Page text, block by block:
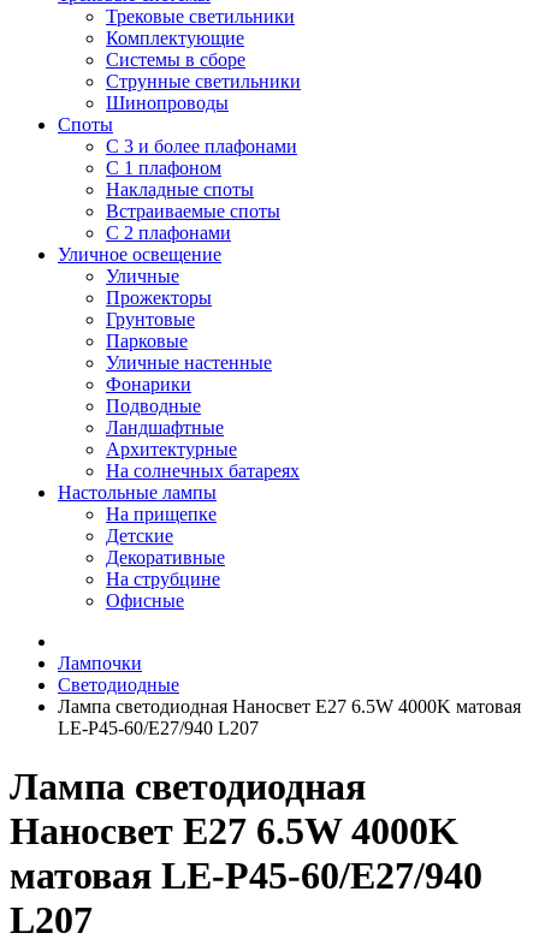
Трековые светильники
Комплектующие
Системы в сборе
Струнные светильники
Шинопроводы
Споты
С 3 и более плафонами
С 1 плафоном
Накладные споты
Встраиваемые споты
С 2 плафонами
Уличное освещение
Уличные
Прожекторы
Грунтовые
Парковые
Уличные настенные
Фонарики
Подводные
Ландшафтные
Архитектурные
На солнечных батареях
Настольные лампы
На прищепке
Детские
Декоративные
На струбцине
Офисные
Лампочки
Светодиодные
Лампа светодиодная Наносвет E27 6.5W 4000K матовая
LE-P45-60/E27/940 L207
Лампа светодиодная
Наносвет E27 6.5W 4000K
матовая LE-P45-60/E27/940
L207